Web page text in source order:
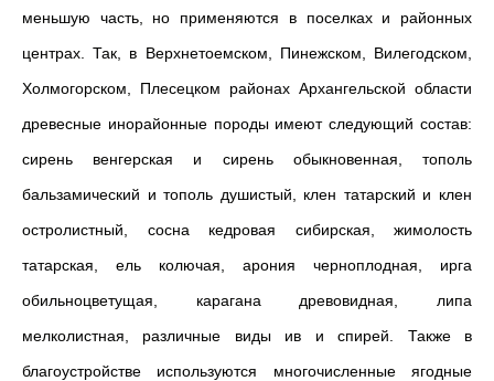
меньшую часть, но применяются в поселках и районных
центрах. Так, в Верхнетоемском, Пинежском, Вилегодском,
Холмогорском, Плесецком районах Архангельской области
древесные инорайонные породы имеют следующий состав:
сирень венгерская и сирень обыкновенная, тополь
бальзамический и тополь душистый, клен татарский и клен
остролистный, сосна кедровая сибирская, жимолость
татарская, ель колючая, арония черноплодная, ирга
обильноцветущая, карагана древовидная, липа
мелколистная, различные виды ив и спирей. Также в
благоустройстве используются многочисленные ягодные